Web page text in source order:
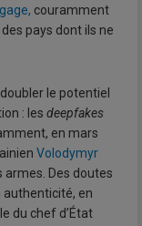
couramment
pays dont ils ne
le potentiel
: les deepfakes
en mars
Volodymyr
armes. Des doutes
authenticité, en
du chef d’État